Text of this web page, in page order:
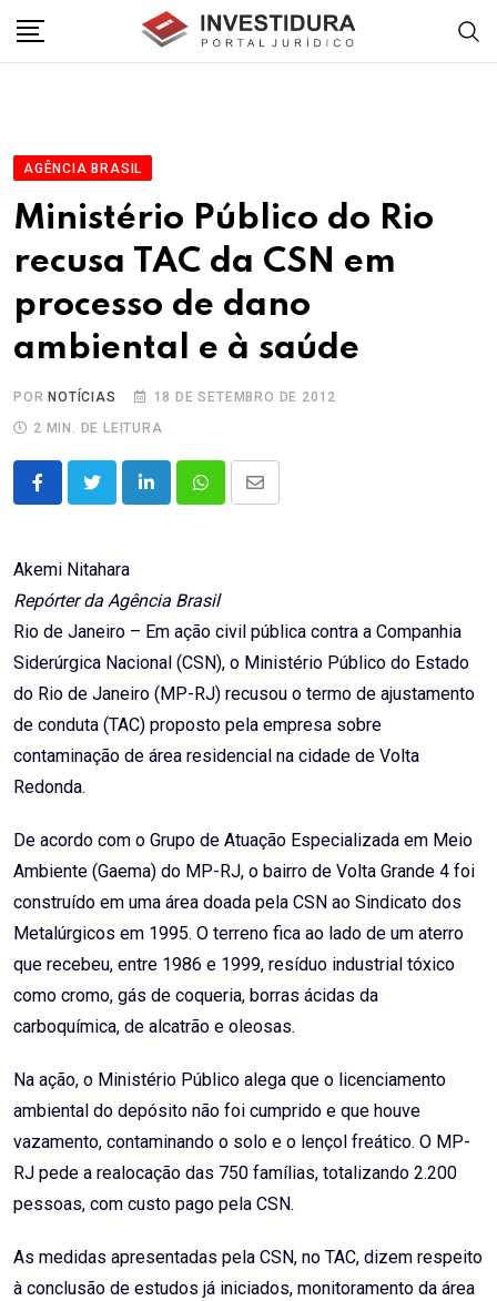
AGÊNCIA BRASIL
Ministério Público do Rio
recusa TAC da CSN em
processo de dano
ambiental e à saúde
POR NOTÍCIAS
18 DE SETEMBRO DE 2012
2 MIN. DE LEITURA
LinkedInWhatsappShare
Akemi Nitahara
Repórter da Agência Brasil
Rio de Janeiro – Em ação civil pública contra a Companhia
Siderúrgica Nacional (CSN), o Ministério Público do Estado
do Rio de Janeiro (MP-RJ) recusou o termo de ajustamento
de conduta (TAC) proposto pela empresa sobre
contaminação de área residencial na cidade de Volta
Redonda.
De acordo com o Grupo de Atuação Especializada em Meio
Ambiente (Gaema) do MP-RJ, o bairro de Volta Grande 4 foi
construído em uma área doada pela CSN ao Sindicato dos
Metalúrgicos em 1995. O terreno fica ao lado de um aterro
que recebeu, entre 1986 e 1999, resíduo industrial tóxico
como cromo, gás de coqueria, borras ácidas da
carboquímica, de alcatrão e oleosas.
Na ação, o Ministério Público alega que o licenciamento
ambiental do depósito não foi cumprido e que houve
vazamento, contaminando o solo e o lençol freático. O MP-
RJ pede a realocação das 750 famílias, totalizando 2.200
pessoas, com custo pago pela CSN.
As medidas apresentadas pela CSN, no TAC, dizem respeito
à conclusão de estudos já iniciados, monitoramento da área